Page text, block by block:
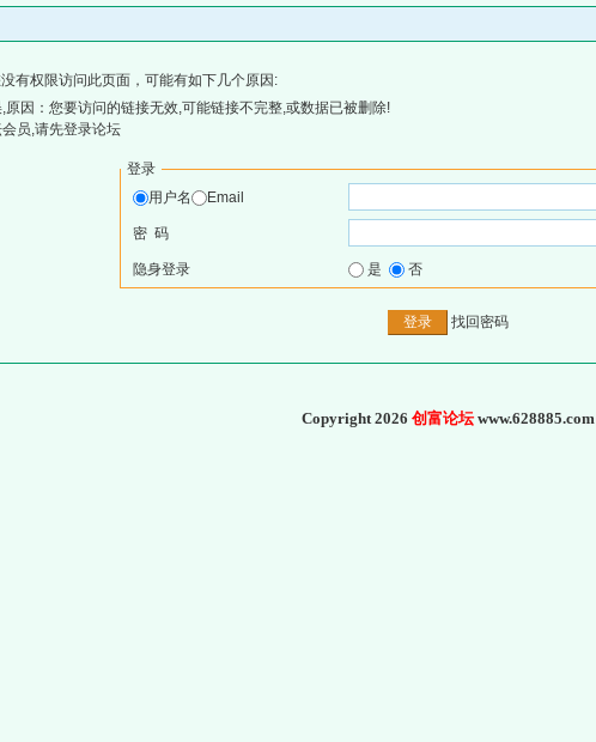
有权限访问此页面，可能有如下几个原因:
原因：您要访问的链接无效,可能链接不完整,或数据已被删除!
员,请先登录论坛
登录
用户名
Email
密 码
隐身登录 是 否
找回密码
Copyright 2026 创富论坛www.628885.com